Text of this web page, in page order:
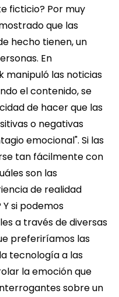
ficticio? Por muy
que las
hecho tienen, un
En
manipuló las noticias
el contenido, se
de hacer que las
o negativas
emocional". Si las
tan fácilmente con
son las
de realidad
si podemos
a través de diversas
preferiríamos las
tecnología a las
la emoción que
sobre un